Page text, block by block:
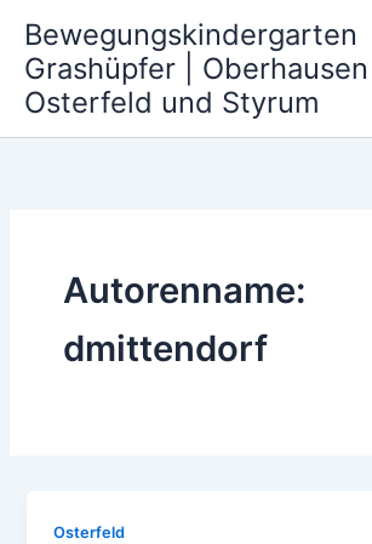
Inhalt
springen
Bewegungskindergarten
Grashüpfer | Oberhausen
Osterfeld und Styrum
Autorenname:
dmittendorf
Osterfeld